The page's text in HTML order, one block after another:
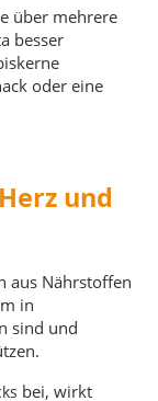
über mehrere
besser
oder eine
und
aus Nährstoffen
in
sind und
bei, wirkt